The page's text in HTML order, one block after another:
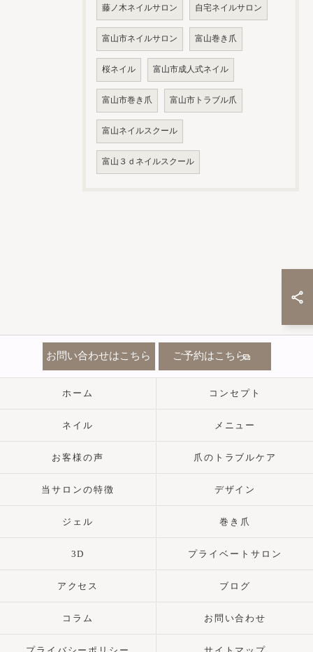
藤ノ木ネイルサロン 自宅ネイルサロン
富山市ネイルサロン 富山巻き爪
桜ネイル 富山市成人式ネイル
富山市巻き爪 富山市トラブル爪
富山ネイルスクール
富山３ｄネイルスクール
お問い合わせはこちら ご予約はこちら
ホーム コンセプト
ネイル メニュー
お客様の声 爪のトラブルケア
当サロンの特徴 デザイン
ジェル 巻き爪
3D プライベートサロン
アクセス ブログ
コラム お問い合わせ